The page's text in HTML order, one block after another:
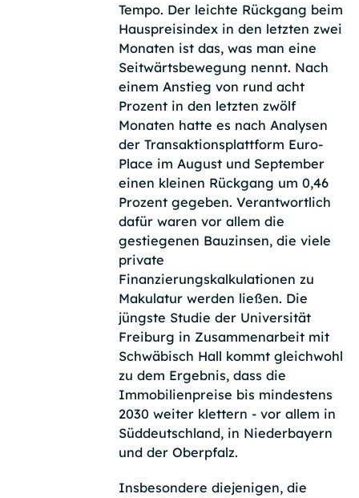
Tempo. Der leichte Rückgang beim
Hauspreisindex in den letzten zwei
Monaten ist das, was man eine
Seitwärtsbewegung nennt. Nach
einem Anstieg von rund acht
Prozent in den letzten zwölf
Monaten hatte es nach Analysen
der Transaktionsplattform Euro-
Place im August und September
einen kleinen Rückgang um 0,46
Prozent gegeben. Verantwortlich
dafür waren vor allem die
gestiegenen Bauzinsen, die viele
private
Finanzierungskalkulationen zu
Makulatur werden ließen. Die
jüngste Studie der Universität
Freiburg in Zusammenarbeit mit
Schwäbisch Hall kommt gleichwohl
zu dem Ergebnis, dass die
Immobilienpreise bis mindestens
2030 weiter klettern - vor allem in
Süddeutschland, in Niederbayern
und der Oberpfalz.
Insbesondere diejenigen, die